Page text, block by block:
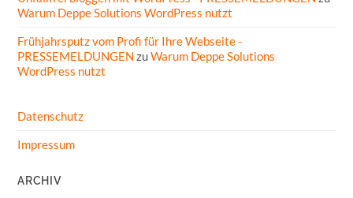
Warum Deppe Solutions WordPress nutzt
Frühjahrsputz vom Profi für Ihre Webseite -
PRESSEMELDUNGEN zuWarum Deppe Solutions
WordPress nutzt
Datenschutz
Impressum
ARCHIV